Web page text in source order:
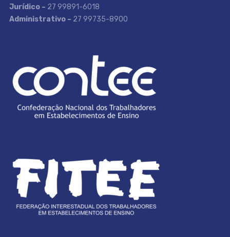
Jurídico – 27 99891-6018
Administrativo – 27 99735-8900